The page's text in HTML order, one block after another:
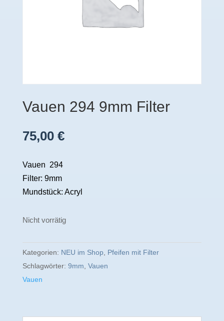
Vauen 294 9mm Filter
75,00 €
Vauen 294
Filter: 9mm
Mundstück: Acryl
Nicht vorrätig
Kategorien: NEU im Shop, Pfeifen mit Filter
Schlagwörter: 9mm, Vauen
Vauen